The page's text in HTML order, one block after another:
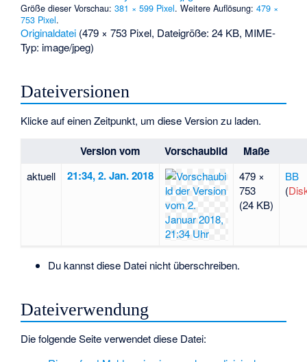
Größe dieser Vorschau:381 × 599 Pixel.Weitere Auflösung:479 ×
753 Pixel.
Originaldatei (479 × 753 Pixel, Dateigröße: 24 KB, MIME-
Typ: image/jpeg)
Dateiversionen
Klicke auf einen Zeitpunkt, um diese Version zu laden.
Version vom Vorschaubild Maße
aktuell 21:34, 2. Jan. 2018
479 ×
753
(24 KB)
BB
(
Du kannst diese Datei nicht überschreiben.
Dateiverwendung
Die folgende Seite verwendet diese Datei: